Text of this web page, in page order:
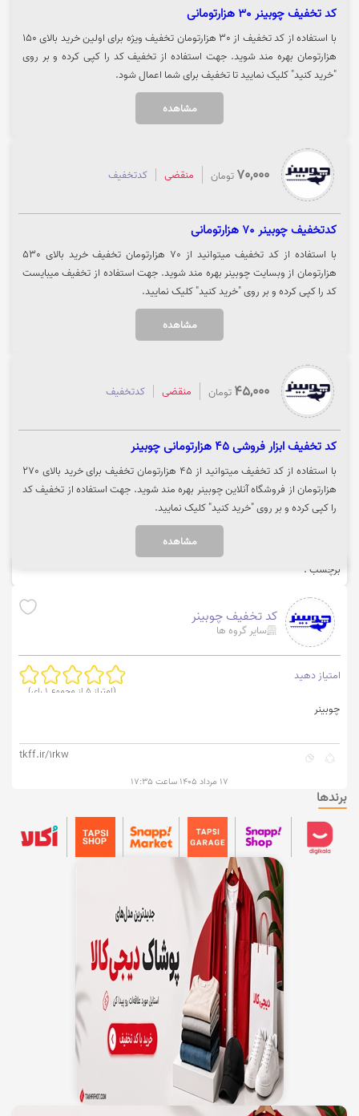
کد تخفیف چوبینر 30 هزارتومانی
با استفاده از کد تخفیف از 30 هزارتومان تخفیف ویژه برای اولین خرید بالای 150
هزارتومان بهره مند شوید. جهت استفاده از تخفیف کد را کپی کرده و بر روی
"خرید کنید" کلیک نمایید تا تخفیف برای شما اعمال شود.
مشاهده
70,000 تومان منقضی کدتخفیف
کدتخفیف چوبینر 70 هزارتومانی
با استفاده از کد تخفیف میتوانید از 70 هزارتومان تخفیف خرید بالای 530
هزارتومان از وبسایت چوبینر بهره مند شوید. جهت استفاده از تخفیف میبایست
کد را کپی کرده و بر روی "خرید کنید" کلیک نمایید.
مشاهده
45,000 تومان منقضی کدتخفیف
کد تخفیف ابزار فروشی 45 هزارتومانی چوبینر
با استفاده از کد تخفیف میتوانید از 45 هزارتومان تخفیف برای خرید بالای 270
هزارتومان از فروشگاه آنلاین چوبینر بهره مند شوید. جهت استفاده از تخفیف کد
را کپی کرده و بر روی "خرید کنید" کلیک نمایید.
مشاهده
برچسب :
کد تخفیف چوبینر
سایر گروه ها
امتیاز دهید
(امتیاز 5از مجموع 1 رای)
چوبینر
tkff.ir/1rkw
۱۷ مرداد ۱۴۰۵ ساعت ۱۷:۳۵
برندها